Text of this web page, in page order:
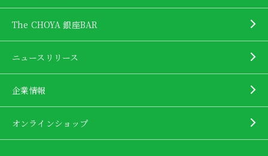
The CHOYA 銀座BAR
ニュースリリース
企業情報
オンラインショップ